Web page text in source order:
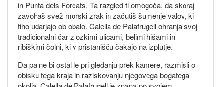
in Punta dels Forcats. Ta razgled ti omogoča, da skoraj
zavohaš svež morski zrak in začutiš šumenje valov, ki
tiho udarjajo ob obalo. Calella de Palafrugell ohranja svoj
tradicionalni čar z ozkimi ulicami, belimi hišami in
ribiškimi čolni, ki v pristanišču čakajo na izplutje.
Da pa ne bi ostal le pri gledanju prek kamere, razmisli o
obisku tega kraja in raziskovanju njegovega bogatega